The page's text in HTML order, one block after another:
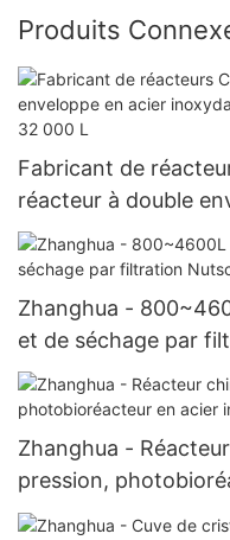
Produits
Fabricant de
réacteur à double
cuve sous pression
Zhanghua -
et de séchage par
Produit phare
Zhanghua -
pression,
cuve de réaction